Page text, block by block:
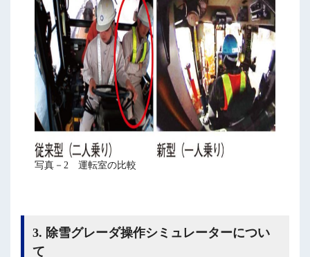
写真－2 運転室の比較
3. 除雪グレーダ操作シミュレーターについ
て